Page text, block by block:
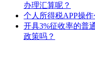
办理汇算呢？
个人所得税APP操
开具3%征收率的普
政策吗？